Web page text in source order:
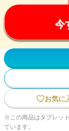
今
お気に
※この商品はタブレッ
ています。